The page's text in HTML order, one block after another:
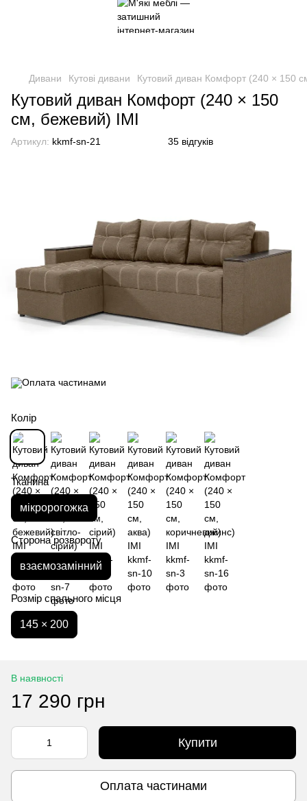
Дивани Кутові дивани Кутовий диван Комфорт (240 × 150
Кутовий диван Комфорт (240 × 150
см, бежевий) IMI
Артикул: kkmf-sn-21 35 відгуків
Колір
Тканина
мікророгожка
Сторона розвороту
взаємозамінний
Розмір спального місця
145 × 200
В наявності
17 290 грн
Купити
Оплата частинами